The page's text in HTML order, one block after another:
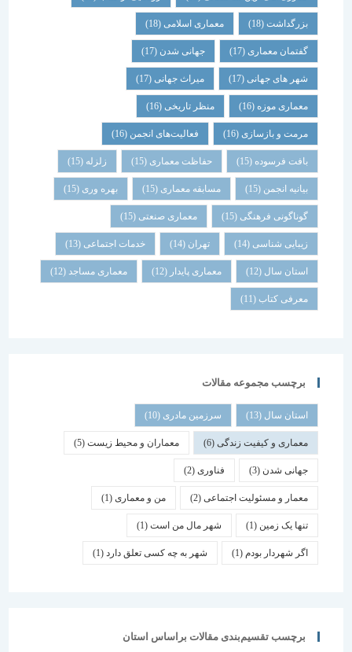
بزرگداشت (18) معماری اسلامی(18)
گفتمان معماری (17) جهانی شدن(17)
شهر های جهانی(17) میراث جهانی(17)
معماری موزه(16) منظر تاریخی (16)
مرمت و بازسازی(16) فعالیت‌های انجمن(16)
بافت فرسوده (15) حفاظت معماری (15) زلزله
بیانیه انجمن(15) مسابقه معماری (15) بهره وری(15)
گوناگونی فرهنگی (15) معماری صنعتی(15)
زیبایی شناسی (14) تهران خدمات اجتماعی (13)
استان سال(12) معماری پایدار (12) معماری مساجد(12)
معرفی کتاب(11)
برچسب مجموعه مقالات
استان سال(13) سرزمین مادری(10)
معماری و کیفیت زندگی(6) معماران و محیط زیست(5)
جهانی شدن(3) فناوری (2)
معمار و مسئولیت اجتماعی (2) من و معماری (1)
تنها یک زمین(1) شهر مال من است(1)
اگر شهردار بودم (1) شهر به چه کسی تعلق دارد(1)
برچسب تقسیم‌بندی مقالات براساس استان